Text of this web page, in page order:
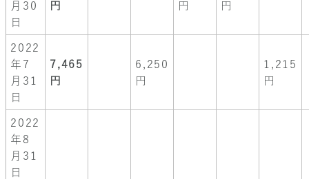
月30
日
円
円
円
2022
年7
月31
日
7,465
円
6,250
円
1,215
円
2022
年8
月31
日